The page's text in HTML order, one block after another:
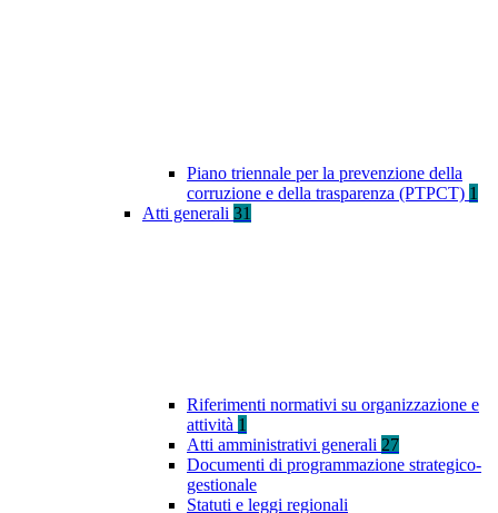
Piano triennale per la prevenzione della
corruzione e della trasparenza (PTPCT) 1
Atti generali 31
Riferimenti normativi su organizzazione e
attività 1
Atti amministrativi generali 27
Documenti di programmazione strategico-
gestionale
Statuti e leggi regionali